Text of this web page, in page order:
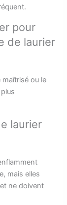
pour
de laurier
maîtrisé ou le
laurier
mais elles
ne doivent